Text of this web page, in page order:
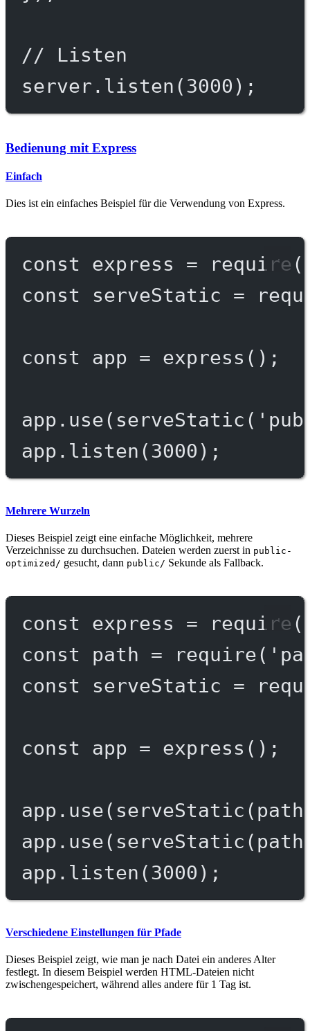
// Listen
server. listen (3000 );
Bedienung mit Express
Einfach
Dies ist ein einfaches Beispiel für die Verwendung von Express.
const express = require (
const
serveStatic =
const app = express ();
app. use( serveStatic (
app. listen (3000 );
Mehrere Wurzeln
Dieses Beispiel zeigt eine einfache Möglichkeit, mehrere
Verzeichnisse zu durchsuchen. Dateien werden zuerst in public-
optimized/ gesucht, dann public/ Sekunde als Fallback.
const express = require (
const
path = require(
const
serveStatic =
const app = express ();
app. use( serveStatic
app. use( serveStatic
app. listen (3000 );
Verschiedene Einstellungen für Pfade
Dieses Beispiel zeigt, wie man je nach Datei ein anderes Alter
festlegt. In diesem Beispiel werden HTML-Dateien nicht
zwischengespeichert, während alles andere für 1 Tag ist.